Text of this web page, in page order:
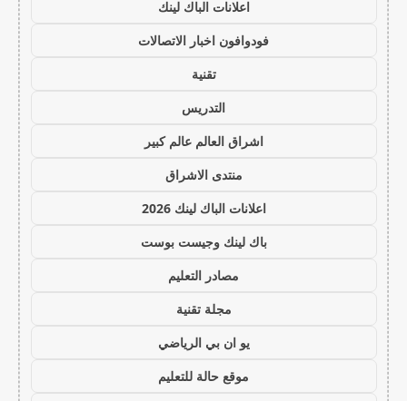
اعلانات الباك لينك
فودوافون اخبار الاتصالات
تقنية
التدريس
اشراق العالم عالم كبير
منتدى الاشراق
اعلانات الباك لينك 2026
باك لينك وجيست بوست
مصادر التعليم
مجلة تقنية
يو ان بي الرياضي
موقع حالة للتعليم